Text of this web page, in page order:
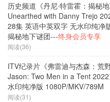
历史频道《丹尼·特雷霍：揭秘
Unearthed with Danny Trejo
28集 英语中英双字 无水印纯净
揭秘地下谜团---终身会员专享
阅读(36)
ITV纪录片《弗雷迪与杰森：荒
Jason: Two Men in a Tent
水印纯净版 1080P/MKV/789M
阅读(31)